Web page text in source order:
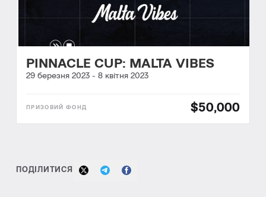
PINNACLE CUP: MALTA VIBES
29 березня 2023 - 8 квітня 2023
$50,000
ПОДІЛИТИСЯ